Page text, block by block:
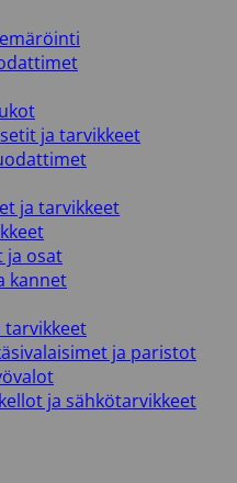
ja tarvikkeet
ja tarvikkeet
ja osat
kannet
ja paristot
ja sähkötarvikkeet